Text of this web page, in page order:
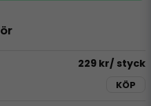
229 kr/ styck
KÖP